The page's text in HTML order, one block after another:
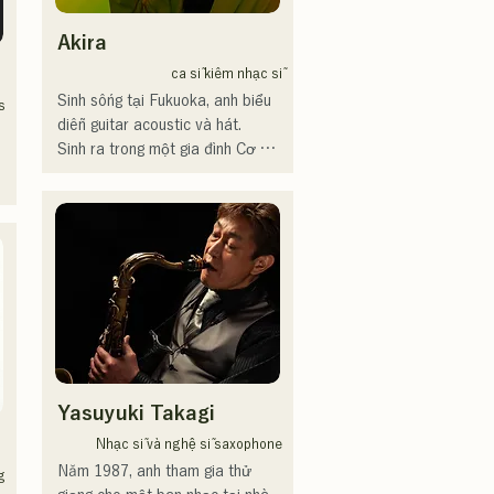
デサルサ、福岡ウィニングスピ
リッツのスタジアムDJ、金鷲
旗、山笠関連イベント、地域イ
ベント、Ramen
Tech2025(global summit)、福岡
英語も日本語も対応可能です。
アーティストの日本人父とアメ
リカ人母から生まれたサラブレ
Akira
ca sĩ kiêm nhạc sĩ
Sinh sống tại Fukuoka, anh biểu
diễn guitar acoustic và hát.
Sinh ra trong một gia đình Cơ
Anh bắt đầu chơi guitar vào kỳ
nghỉ hè năm thứ hai trung học cơ
sở, đồng thời bắt đầu viết lời và
sáng tác nhạc.
Năm 17 tuổi, anh bắt đầu biểu
diễn tại các trung tâm cộng đồng
rộng hoạt động sang các địa
điểm biểu diễn nhạc sống cả
trong và ngoài tỉnh.
Một ca sĩ kiêm nhạc sĩ nổi tiếng
Yasuyuki Takagi
Nhạc sĩ và nghệ sĩ saxophone
Năm 1987, anh tham gia thử